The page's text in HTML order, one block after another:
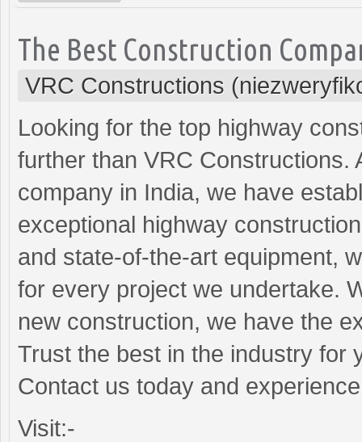
The Best Construction
VRC Constructions
Looking for the top highway
further than VRC Constructions.
company in India, we have
exceptional highway
and state-of-the-art equipment,
for every project we undertake.
new construction, we have the
Trust the best in the industry for
Contact us today and
Visit:-